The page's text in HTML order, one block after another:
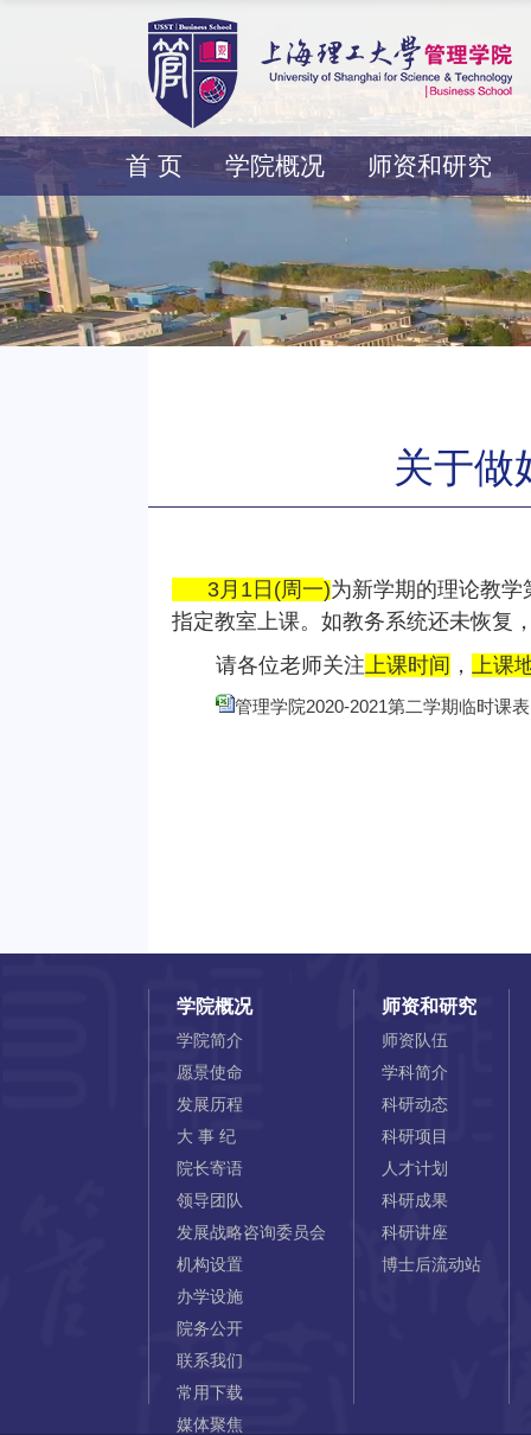
首 页 学院概况 师资和研究
关于做
3 月 1日 (周一)为新学期的理论教
指定教室上课。如教务系统还未恢复
请各位老师关注 上课时间 ， 上课
管理学院2020-2021第二学期临时课
学院概况
学院简介
愿景使命
发展历程
大 事 纪
院长寄语
领导团队
发展战略咨询委员会
机构设置
办学设施
院务公开
联系我们
常用下载
媒体聚焦
师资和研究
师资队伍
学科简介
科研动态
科研项目
人才计划
科研成果
科研讲座
博士后流动站